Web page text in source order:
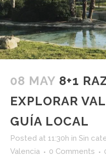
08 MAY 8+1
EXPLORAR
GUÍA LOCAL
Posted at 11:30h in Sin
Valencia
0 Comments